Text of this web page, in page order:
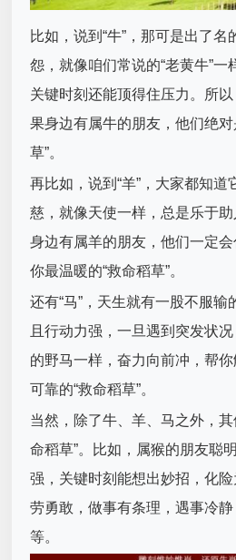
比如，说到“牛”，那可是出了
怨，就像咱们常说的“老黄牛”一
关键时刻还能顶得住压力。所
果身边有属牛的朋友，他们绝
草”。
再比如，说到“羊”，大家都知
慈，就像天使一样，总是乐于助
身边有属羊的朋友，他们一定
你最温暖的“救命稻草”。
还有“马”，天生就有一股不服
且行动力强，一旦遇到突发状
的野马一样，奋力向前冲，帮
可靠的“救命稻草”。
当然，除了牛、羊、马之外，
命稻草”。比如，属猴的朋友聪
强，关键时刻能想出妙招，化
劳勇敢，做事有条理，遇事冷
等。